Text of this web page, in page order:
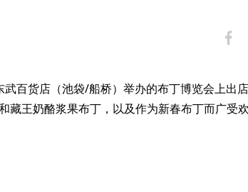
武百货店（池袋/船桥）举办的布丁博览会上出
藏王奶酪浆果布丁，以及作为新春布丁而广受